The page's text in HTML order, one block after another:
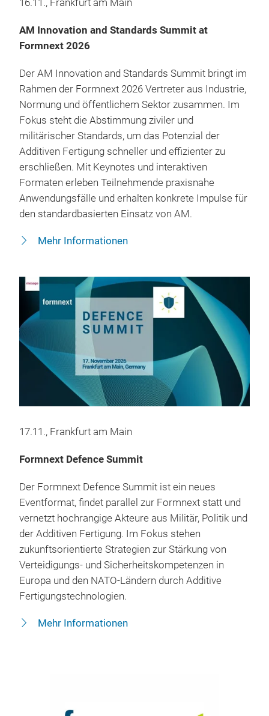
16.11., Frankfurt am Main
AM Innovation and Standards Summit at
Formnext 2026
Der AM Innovation and Standards Summit bringt im
Rahmen der Formnext 2026 Vertreter aus Industrie,
Normung und öffentlichem Sektor zusammen. Im
Fokus steht die Abstimmung ziviler und
militärischer Standards, um das Potenzial der
Additiven Fertigung schneller und effizienter zu
erschließen. Mit Keynotes und interaktiven
Formaten erleben Teilnehmende praxisnahe
Anwendungsfälle und erhalten konkrete Impulse für
den standardbasierten Einsatz von AM.
Mehr Informationen
17.11., Frankfurt am Main
Formnext Defence Summit
Der Formnext Defence Summit ist ein neues
Eventformat, findet parallel zur Formnext statt und
vernetzt hochrangige Akteure aus Militär, Politik und
der Additiven Fertigung. Im Fokus stehen
zukunftsorientierte Strategien zur Stärkung von
Verteidigungs- und Sicherheitskompetenzen in
Europa und den NATO-Ländern durch Additive
Fertigungstechnologien.
Mehr Informationen